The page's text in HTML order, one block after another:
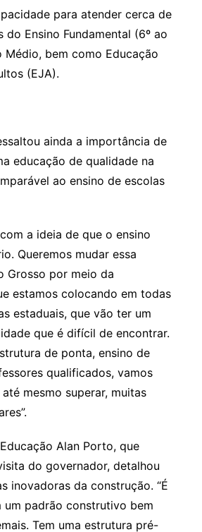
para atender cerca de
do Ensino Fundamental (6º ao
Médio, bem como Educação
(EJA).
ainda a importância de
educação de qualidade na
ao ensino de escolas
a ideia de que o ensino
Queremos mudar essa
Grosso por meio da
estamos colocando em todas
estaduais, que vão ter um
que é difícil de encontrar.
de ponta, ensino de
qualificados, vamos
mesmo superar, muitas
Alan Porto, que
do governador, detalhou
inovadoras da construção. “É
um padrão construtivo bem
Tem uma estrutura pré-